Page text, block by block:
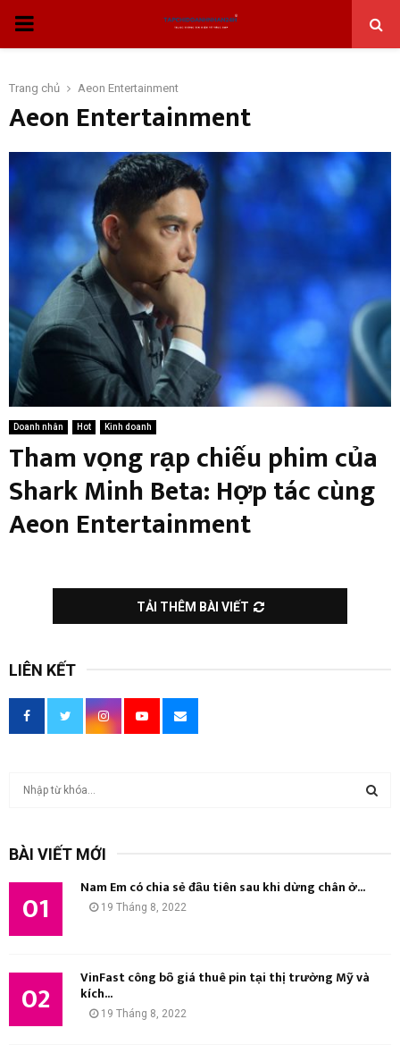
THỰC
CHÍNH
Trang chủ Aeon Entertainment
Aeon Entertainment
Doanh nhân Hot Kinh doanh
Tham vọng rạp chiếu phim của
Shark Minh Beta: Hợp tác cùng
Aeon Entertainment
TẢI THÊM BÀI VIẾT
LIÊN KẾT
i
I
BÀI VIẾT MỚI
01 Nam Em có chia sẻ đầu tiên sau khi dừng chân ở...
19 Tháng 8, 2022
02 VinFast công bố giá thuê pin tại thị trường Mỹ và
kích...
19 Tháng 8, 2022